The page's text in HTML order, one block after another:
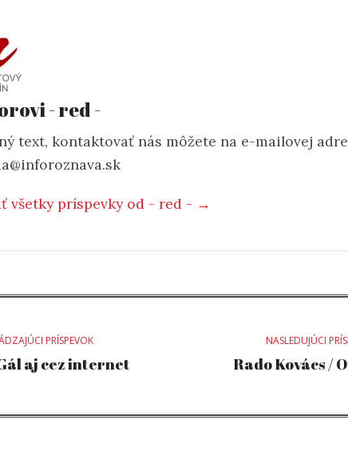
- red -
text, kontaktovať nás môžete na e-mailovej
všetky príspevky od - red - →
PRÍSPEVOK
aj cez internet
NASLEDUJÚCI
Rado Kovács /